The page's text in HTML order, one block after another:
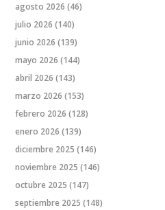
agosto 2026 (46)
julio 2026 (140)
junio 2026 (139)
mayo 2026 (144)
abril 2026 (143)
marzo 2026 (153)
febrero 2026 (128)
enero 2026 (139)
diciembre 2025 (146)
noviembre 2025 (146)
octubre 2025 (147)
septiembre 2025 (148)